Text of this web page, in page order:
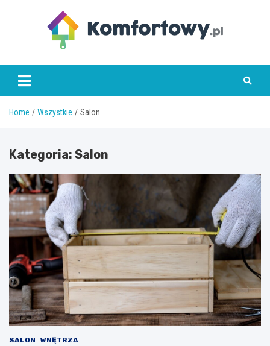
komfortowy.pl
Home Wszystkie Salon
Kategoria: Salon
SALON WNĘTRZA